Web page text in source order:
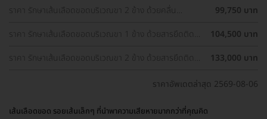
ราคา รักษาเส้นเลือดขอดบริเวณขา 2 ข้าง ด้วยคลื่น
99,750 บาท
ราคา รักษาเส้นเลือดขอดบริเวณขา 1 ข้าง ด้วยสารยึดติด
104,500 บาท
ราคา รักษาเส้นเลือดขอดบริเวณขา 2 ข้าง ด้วยสารยึดติด
133,000 บาท
ราคาอัพเดตล่าสุด 2569-08-06
เส้นเลือดขอด รอยเส้นเล็กๆ ที่นำพาความเสียหายมากกว่าที่คุณคิด